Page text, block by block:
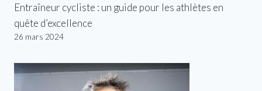
Entraîneur cycliste : un guide pour les athlètes en
quête d’excellence
26 mars 2024